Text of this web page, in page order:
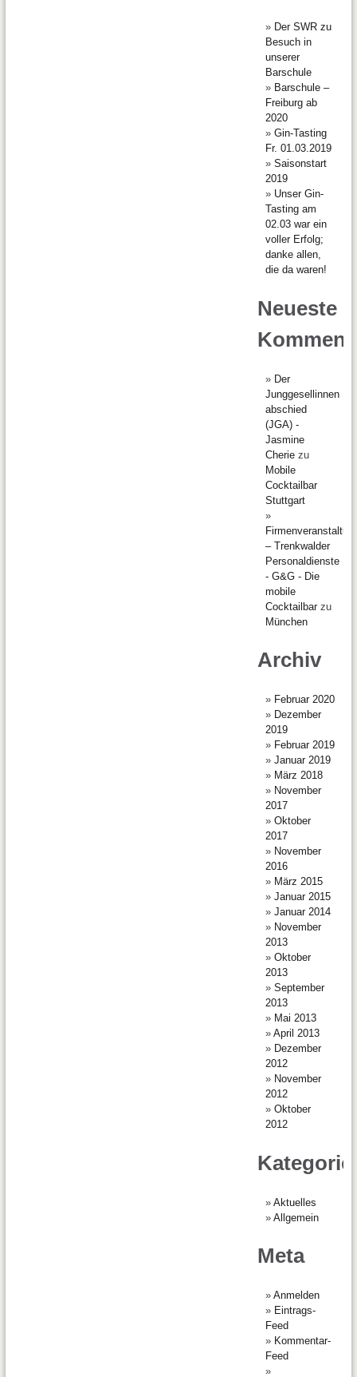
Der SWR zu
Besuch in
unserer
Barschule
Barschule –
Freiburg ab
2020
Gin-Tasting
Fr. 01.03.2019
Saisonstart
2019
Unser Gin-
Tasting am
02.03 war ein
voller Erfolg;
danke allen,
die da waren!
Neueste
Der
Junggesellinnen
abschied
(JGA) -
Jasmine
Cheriezu
Mobile
Cocktailbar
Stuttgart
– Trenkwalder
Personaldienste
- G&G - Die
mobile
Cocktailbarzu
München
Archiv
Februar 2020
Dezember
2019
Februar 2019
Januar 2019
März 2018
November
2017
Oktober
2017
November
2016
März 2015
Januar 2015
Januar 2014
November
2013
Oktober
2013
September
2013
Mai 2013
April 2013
Dezember
2012
November
2012
Oktober
2012
Aktuelles
Allgemein
Meta
Anmelden
Eintrags-
Feed
Kommentar-
Feed